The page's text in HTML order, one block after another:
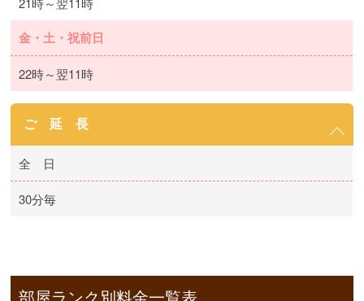
金・土・祝前日
22時～翌11時
ご 延 長
全 日
30分毎